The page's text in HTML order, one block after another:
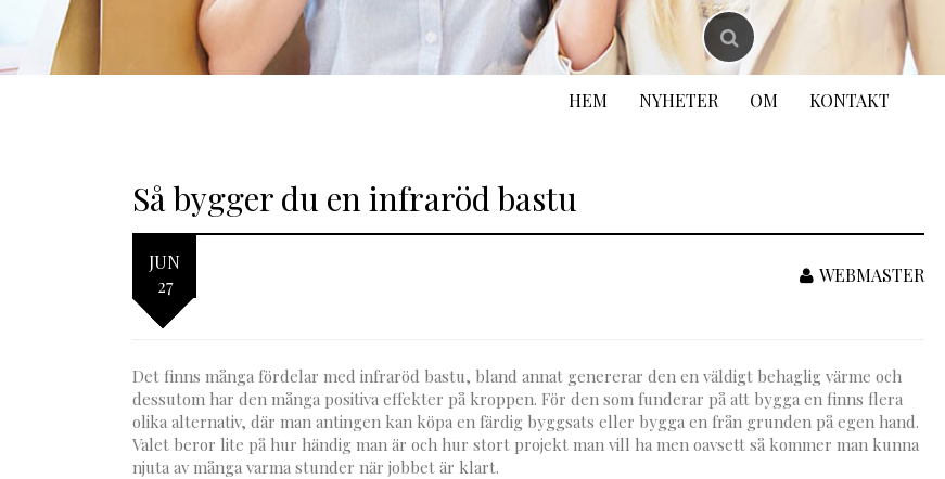
HEM NYHETER OM KONTAKT
Så bygger du en infraröd bastu
JUN
27
WEBMASTER
Det finns många fördelar med infraröd bastu, bland annat genererar den en väldigt behaglig värme och
dessutom har den många positiva effekter på kroppen. För den som funderar på att bygga en finns flera
olika alternativ, där man antingen kan köpa en färdig byggsats eller bygga en från grunden på egen hand.
Valet beror lite på hur händig man är och hur stort projekt man vill ha men oavsett så kommer man kunna
njuta av många varma stunder när jobbet är klart.